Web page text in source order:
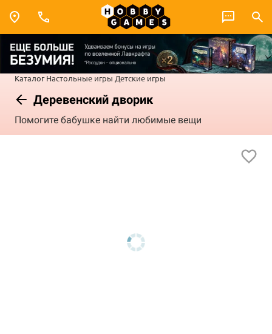
Каталог Настольные игры Детские игры
Деревенский дворик
Помогите бабушке найти любимые вещи